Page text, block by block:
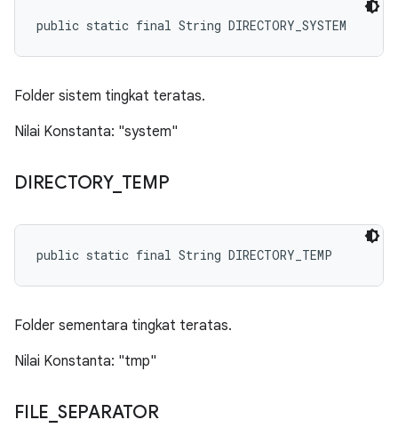
public static final String DIRECTORY_SYSTEM
Folder sistem tingkat teratas.
Nilai Konstanta: "system"
DIRECTORY_ TEMP
public static final String DIRECTORY_TEMP
Folder sementara tingkat teratas.
Nilai Konstanta: "tmp"
FILE SEPARATOR